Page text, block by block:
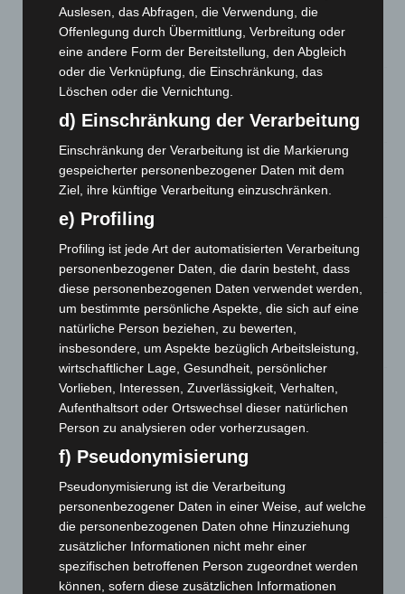
Kunst trifft Weingenuss: Barbara-Susann Mehring zeigt ihre
Werke im Jacques’ Wein-Depot Isernhagen
8. August 2026
A2: Zweite Turbobaustelle startet zwischen Hannover-West
8. August 2026
Niedersachsen: Feuerwehrkräfte kehren nach
Waldbrandeinsatz aus Spanien zurück
7. August 2026
entdeckt
7. August 2026
Brand im „Haus der Begegnung“ in Neuwarmbüchen schnell
eingedämmt
6. August 2026
Region Hannover: 21 neue Notfallsanitäter starten beim
Roten Kreuz
5. August 2026
Mann läuft mit Hockeyschläger über A7 – Polizei sucht
Celle: Mensch stirbt bei Bagger-Unfall auf Baustelle
5. August 2026
Auslesen, das Abfragen, die Verwendung, die
Offenlegung durch Übermittlung, Verbreitung oder
eine andere Form der Bereitstellung, den Abgleich
oder die Verknüpfung, die Einschränkung, das
Löschen oder die Vernichtung.
d) Einschränkung der Verarbeitung
Einschränkung der Verarbeitung ist die Markierung
gespeicherter personenbezogener Daten mit dem
Ziel, ihre künftige Verarbeitung einzuschränken.
e) Profiling
Profiling ist jede Art der automatisierten Verarbeitung
personenbezogener Daten, die darin besteht, dass
diese personenbezogenen Daten verwendet werden,
um bestimmte persönliche Aspekte, die sich auf eine
natürliche Person beziehen, zu bewerten,
insbesondere, um Aspekte bezüglich Arbeitsleistung,
wirtschaftlicher Lage, Gesundheit, persönlicher
Vorlieben, Interessen, Zuverlässigkeit, Verhalten,
Aufenthaltsort oder Ortswechsel dieser natürlichen
Person zu analysieren oder vorherzusagen.
f) Pseudonymisierung
Pseudonymisierung ist die Verarbeitung
personenbezogener Daten in einer Weise, auf welche
die personenbezogenen Daten ohne Hinzuziehung
zusätzlicher Informationen nicht mehr einer
spezifischen betroffenen Person zugeordnet werden
können, sofern diese zusätzlichen Informationen